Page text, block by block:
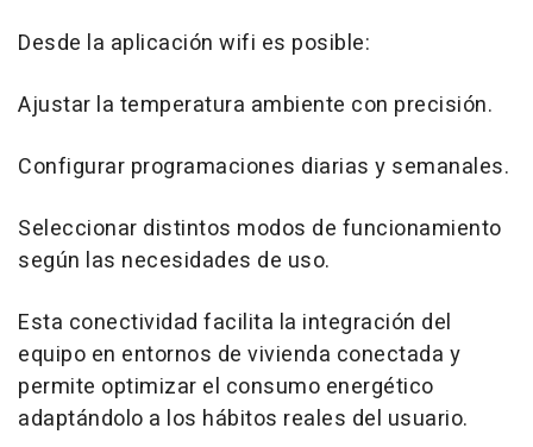
Desde la aplicación wifi es posible:
Ajustar la temperatura ambiente con precisión.
Configurar programaciones diarias y semanales.
Seleccionar distintos modos de funcionamiento
según las necesidades de uso.
Esta conectividad facilita la integración del
equipo en entornos de vivienda conectada y
permite optimizar el consumo energético
adaptándolo a los hábitos reales del usuario.